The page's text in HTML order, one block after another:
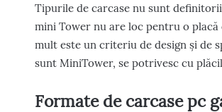
Tipurile de carcase nu sunt
mini Tower nu are loc pentru o
mult este un criteriu de design și de
sunt MiniTower, se potrivesc cu
Formate de carcase pc